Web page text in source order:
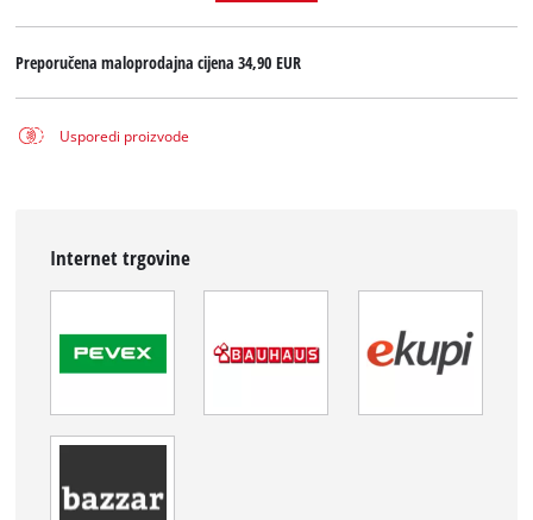
Preporučena maloprodajna cijena34,90 EUR
Usporedi proizvode
Internet trgovine